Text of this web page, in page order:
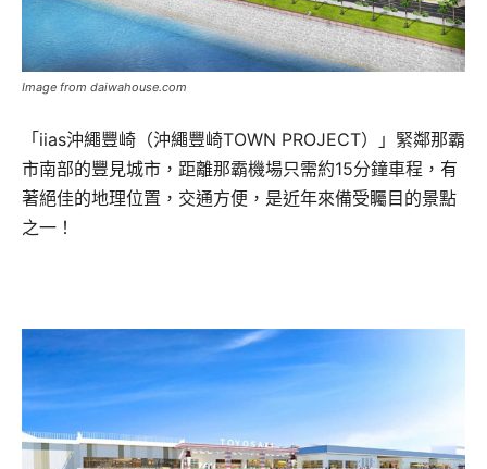
Image from daiwahouse.com
「iias沖繩豐崎（沖繩豐崎TOWN PROJECT）」緊鄰那霸
市南部的豐見城市，距離那霸機場只需約15分鐘車程，有
著絕佳的地理位置，交通方便，是近年來備受矚目的景點
之一！